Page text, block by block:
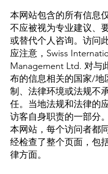
本网站包含的所有信息
不应被视为专业建议、
或替代个人咨询。访问
应注意，Swiss
Management Ltd. 对与
布的信息相关的国家/地
制、法律环境或法规不
任。当地法规和法律的
访客自身职责的一部分
本网站，每个访问者都
经检查了整个页面，包
律方面。